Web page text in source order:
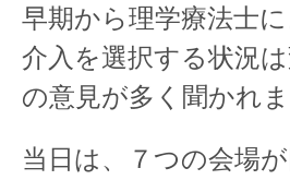
早期から理学療法士
介入を選択する状況
の意見が多く聞かれま
当日は、７つの会場